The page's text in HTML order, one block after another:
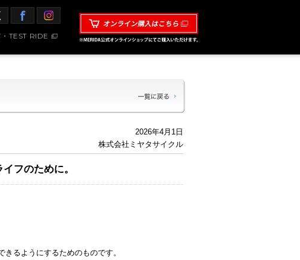
TEST RIDE
2026年4月1日
株式会社ミヤタサイクル
フのために。
るようにするためのものです。